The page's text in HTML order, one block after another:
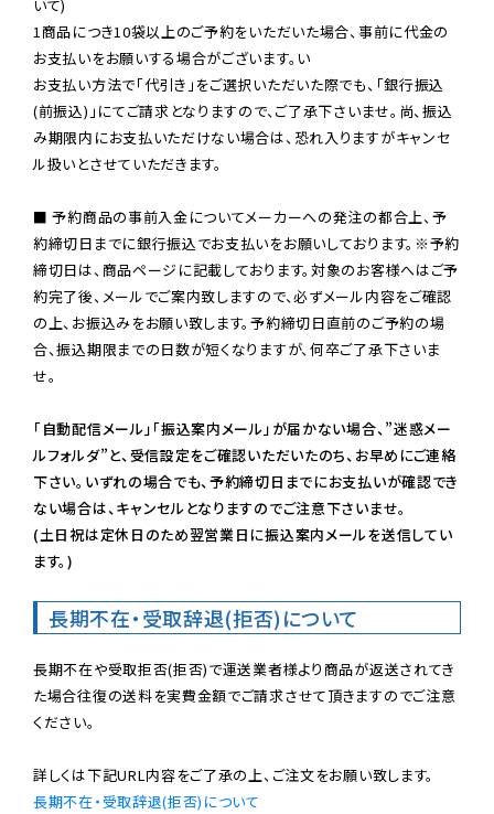
いて)
1商品につき10袋以上のご予約をいただいた場合、事前に代金の
お支払いをお願いする場合がございます。い
お支払い方法で「代引き」をご選択いただいた際でも、「銀行振込
(前振込)」にてご請求となりますので、ご了承下さいませ。尚、振込
み期限内にお支払いただけない場合は、恐れ入りますがキャンセ
ル扱いとさせていただきます。
■ 予約商品の事前入金についてメーカーへの発注の都合上、予
約締切日までに銀行振込でお支払いをお願いしております。※予約
締切日は、商品ページに記載しております。対象のお客様へはご予
約完了後、メールでご案内致しますので、必ずメール内容をご確認
の上、お振込みをお願い致します。予約締切日直前のご予約の場
合、振込期限までの日数が短くなりますが、何卒ご了承下さいま
せ。
「自動配信メール」「振込案内メール」が届かない場合、”迷惑メー
ルフォルダ”と、受信設定をご確認いただいたのち、お早めにご連絡
下さい。いずれの場合でも、予約締切日までにお支払いが確認でき
ない場合は、キャンセルとなりますのでご注意下さいませ。
(土日祝は定休日のため翌営業日に振込案内メールを送信してい
ます。)
長期不在・受取辞退(拒否)について
長期不在や受取拒否(拒否)で運送業者様より商品が返送されてき
た場合往復の送料を実費金額でご請求させて頂きますのでご注意
ください。
長期不在・受取辞退(拒否)について